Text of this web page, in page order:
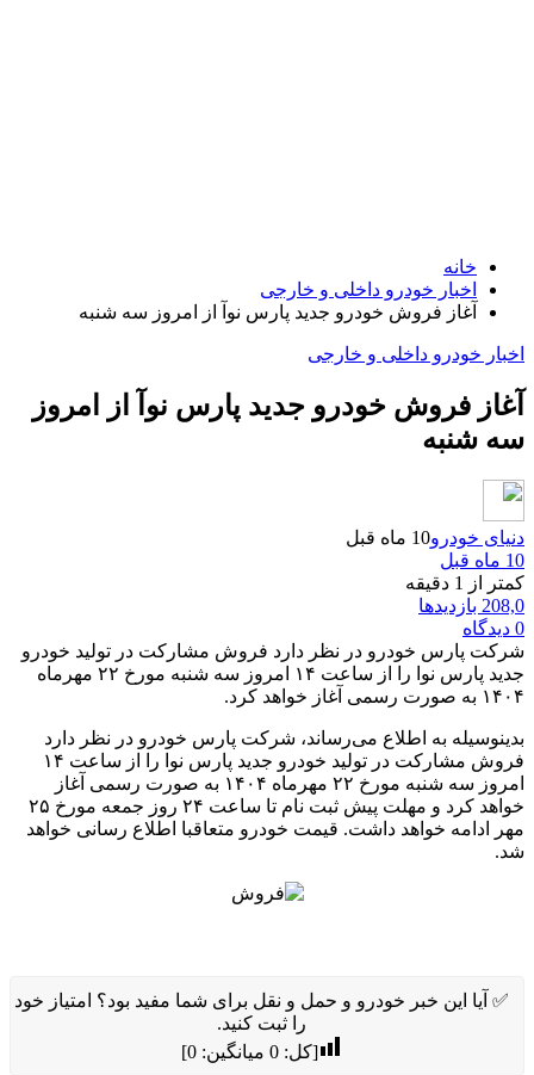
خانه
اخبار خودرو داخلی و خارجی
آغاز فروش خودرو جدید پارس نوآ از امروز سه شنبه
اخبار خودرو داخلی و خارجی
آغاز فروش خودرو جدید پارس نوآ از امروز
سه شنبه
دنیای خودرو10 ماه قبل
10 ماه قبل
کمتر از 1 دقیقه
208,0 بازدیدها
0 دیدگاه
شرکت پارس خودرو در نظر دارد فروش مشارکت در تولید خودرو
جدید پارس نوا را از ساعت ۱۴ امروز سه شنبه مورخ ۲۲ مهرماه
۱۴۰۴ به صورت رسمی آغاز خواهد کرد.
بدینوسیله به اطلاع می‌رساند، شرکت پارس خودرو در نظر دارد
فروش مشارکت در تولید خودرو جدید پارس نوا را از ساعت ۱۴
امروز سه شنبه مورخ ۲۲ مهرماه ۱۴۰۴ به صورت رسمی آغاز
خواهد کرد و مهلت پیش ثبت نام تا ساعت ۲۴ روز جمعه مورخ ۲۵
مهر ادامه خواهد داشت. قیمت خودرو متعاقبا اطلاع رسانی خواهد
شد.
✅ آیا این خبر خودرو و حمل و نقل برای شما مفید بود؟ امتیاز خود
را ثبت کنید.
[کل:0 میانگین:0
]